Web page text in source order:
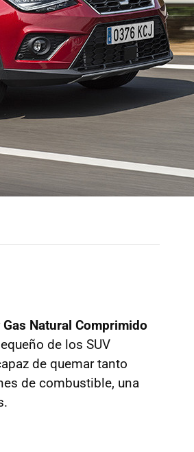
Gas Natural Comprimido
de los SUV
de quemar tanto
de combustible, una